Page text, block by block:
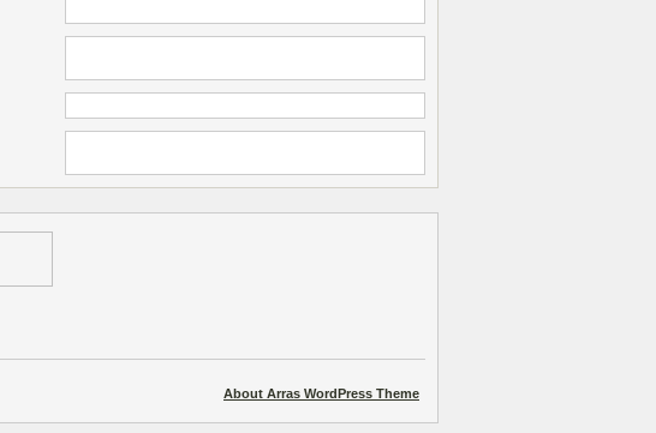
About Arras WordPress Theme